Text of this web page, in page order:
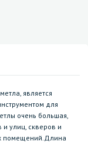
является
для
очень большая,
улиц, скверов и
помещений.Длина